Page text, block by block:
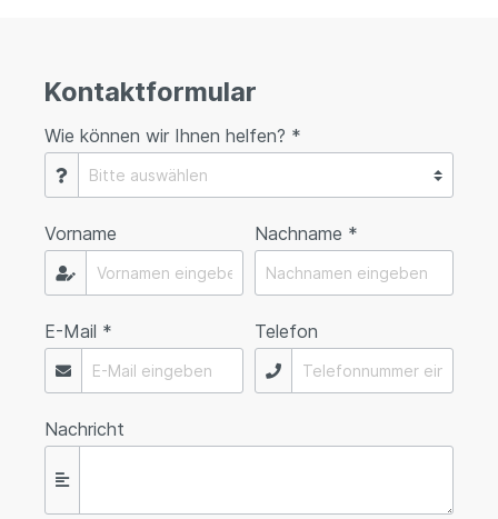
Kontaktformular
Wie können wir Ihnen helfen? *
Vorname Nachname *
E-Mail * Telefon
Nachricht